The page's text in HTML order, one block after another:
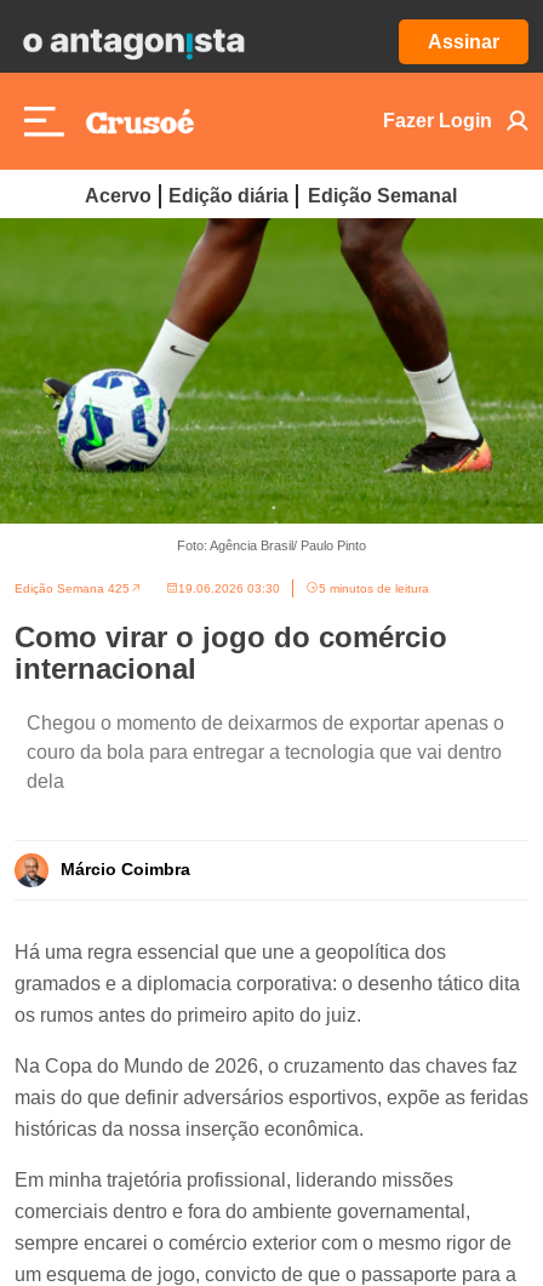
Assinar
Fazer Login
Acervo Edição diária Edição Semanal
Foto: Agência Brasil/ Paulo Pinto
Edição Semana 425 19.06.2026 03:30 5 minutos de leitura
Como virar o jogo do comércio
internacional
Chegou o momento de deixarmos de exportar apenas o
couro da bola para entregar a tecnologia que vai dentro
dela
Márcio Coimbra
Há uma regra essencial que une a geopolítica dos
gramados e a diplomacia corporativa: o desenho tático dita
os rumos antes do primeiro apito do juiz.
Na Copa do Mundo de 2026, o cruzamento das chaves faz
mais do que definir adversários esportivos, expõe as feridas
históricas da nossa inserção econômica.
Em minha trajetória profissional, liderando missões
comerciais dentro e fora do ambiente governamental,
sempre encarei o comércio exterior com o mesmo rigor de
um esquema de jogo, convicto de que o passaporte para a